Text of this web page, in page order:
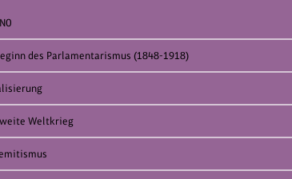
des Parlamentarismus (1848-1918)
Weltkrieg